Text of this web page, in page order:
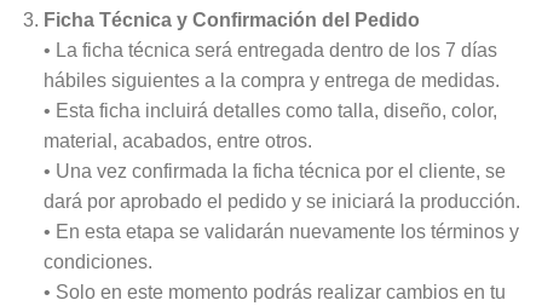
Ficha Técnica y Confirmación del Pedido
• La ficha técnica será entregada dentro de los 7 días
hábiles siguientes a la compra y entrega de medidas.
• Esta ficha incluirá detalles como talla, diseño, color,
material, acabados, entre otros.
• Una vez confirmada la ficha técnica por el cliente, se
dará por aprobado el pedido y se iniciará la producción.
• En esta etapa se validarán nuevamente los términos y
condiciones.
• Solo en este momento podrás realizar cambios en tu